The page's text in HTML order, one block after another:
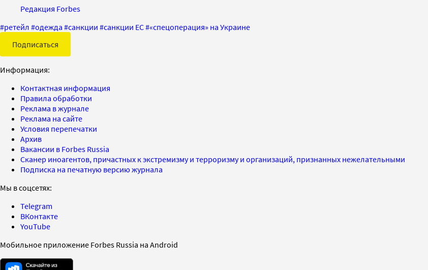
Редакция Forbes
#ретейл #одежда #санкции #санкции ЕС#«спецоперация» на Украине
Подписаться
Информация:
Контактная информация
Правила обработки
Реклама в журнале
Реклама на сайте
Условия перепечатки
Архив
Вакансии в Forbes Russia
Сканер иноагентов, причастных к экстремизму и терроризму и организаций, признанных нежелательными
Подписка на печатную версию журнала
Мы в соцсетях:
Telegram
ВКонтакте
YouTube
Мобильное приложение Forbes Russia на Android